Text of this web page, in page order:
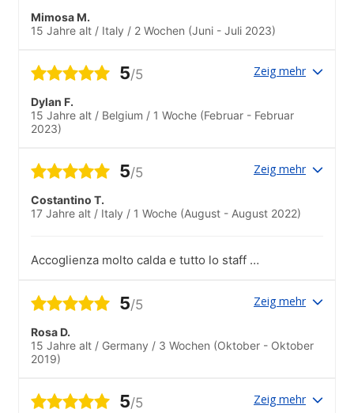
Mimosa M.
15 Jahre alt / Italy / 2 Wochen (Juni - Juli 2023)
5/5 Zeig mehr
Dylan F.
15 Jahre alt / Belgium / 1 Woche (Februar - Februar
2023)
5/5 Zeig mehr
Costantino T.
17 Jahre alt / Italy / 1 Woche (August - August 2022)
Accoglienza molto calda e tutto lo staff è
5/5 Zeig mehr
Rosa D.
15 Jahre alt / Germany / 3 Wochen (Oktober - Oktober
2019)
5/5 Zeig mehr